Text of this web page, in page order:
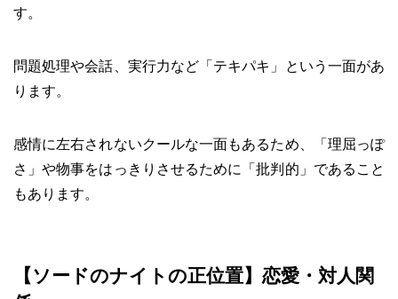
す。
問題処理や会話、実行力など「テキパキ」という一面があ
ります。
感情に左右されないクールな一面もあるため、「理屈っぽ
さ」や物事をはっきりさせるために「批判的」であること
もあります。
【ソードのナイトの正位置】恋愛・対人関